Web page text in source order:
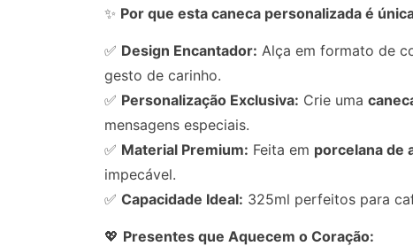
✨ Por que esta caneca personalizada é
✅ Design Encantador: Alça em formato de
gesto de carinho.
✅ Personalização Exclusiva: Crie uma
mensagens especiais.
✅ Material Premium: Feita em porcelana de
impecável.
✅ Capacidade Ideal: 325ml perfeitos para
💖 Presentes que Aquecem o Coração: